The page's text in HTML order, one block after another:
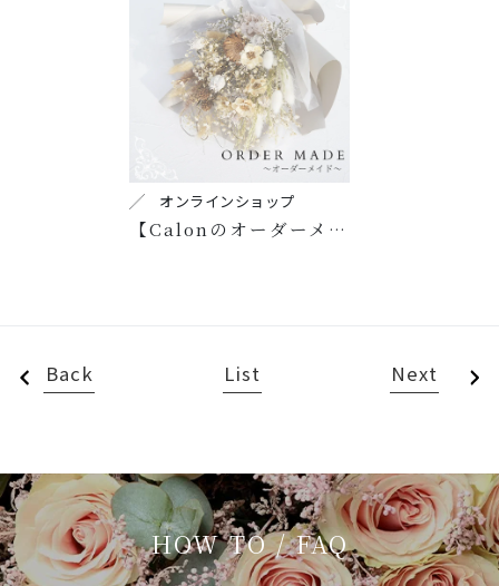
Back List Next
オンラインショップ
【Calonのオーダーメイド 】ドライフラワー花束
HOW TO / FAQ